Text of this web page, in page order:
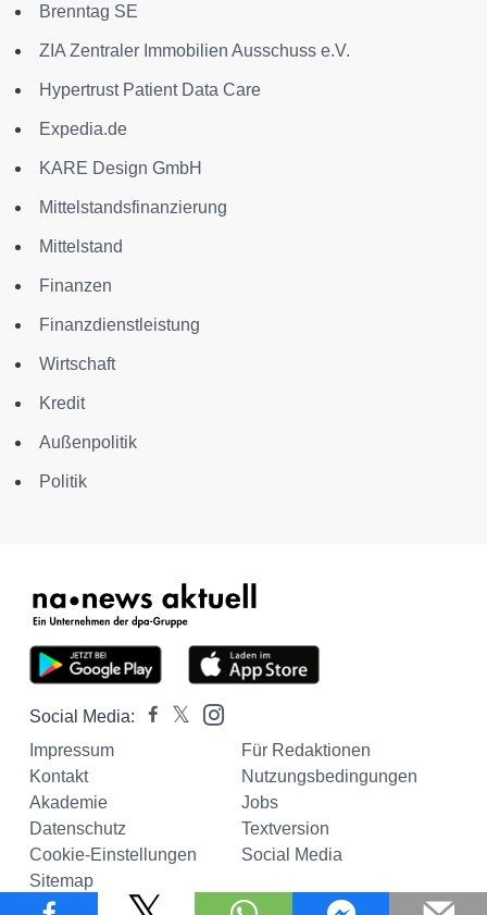
Brenntag SE
ZIA Zentraler Immobilien Ausschuss e.V.
Hypertrust Patient Data Care
Expedia.de
KARE Design GmbH
Mittelstandsfinanzierung
Mittelstand
Finanzen
Finanzdienstleistung
Wirtschaft
Kredit
Außenpolitik
Politik
Social Media:
Impressum
Für Redaktionen
Kontakt
Nutzungsbedingungen
Akademie
Jobs
Datenschutz
Textversion
Cookie-Einstellungen
Social Media
Sitemap